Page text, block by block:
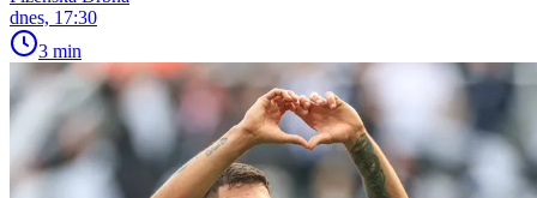
dnes, 17:30
3 min